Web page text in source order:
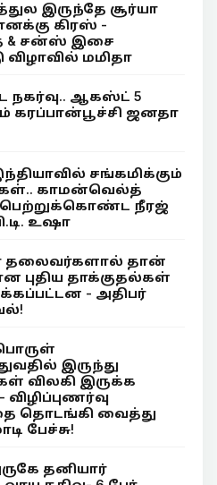
இருந்தே சூர்யா
கிரஸ் -
& சன்ஸ் இசை
விழாவில் மமிதா
நகர்வு.. ஆகஸ்ட் 5
கரப்பான்பூச்சி ஜனதா
சங்கமிக்கும்
காமன்வெல்த்
நீரஜ்
உஷா
தலைவர்களால் தான்
புதிய தாக்குதல்கள்
- அதிபர்
இருந்து
விலகி இருக்க
தொடங்கி வைத்து
பேச்சு!
தனியார்